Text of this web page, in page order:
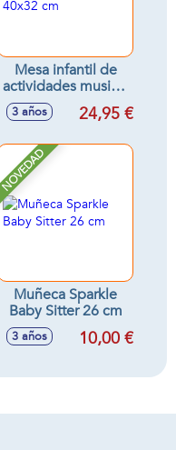
Mesa infantil de
actividades musical
40x32 cm
3 años 24,95 €
NOVEDAD
Muñeca Sparkle
Baby Sitter 26 cm
3 años 10,00 €